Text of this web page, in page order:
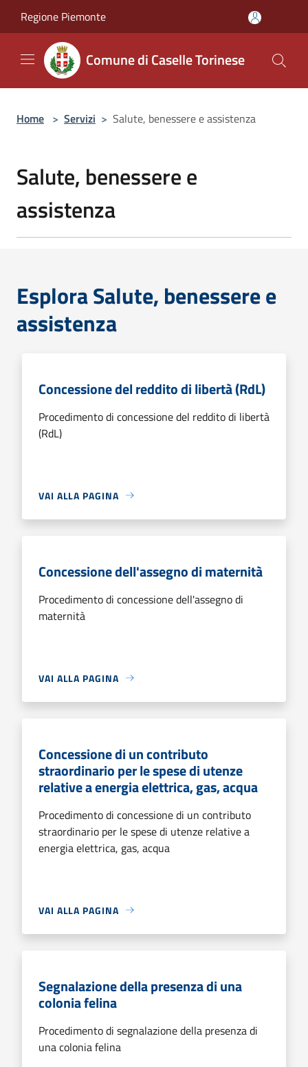
Regione Piemonte
Comune di Caselle Torinese
Home > Servizi > Salute, benessere e assistenza
Salute, benessere e
assistenza
Esplora Salute, benessere e
assistenza
Concessione del reddito di libertà (RdL)
Procedimento di concessione del reddito di libertà
(RdL)
VAI ALLA PAGINA
Concessione dell'assegno di maternità
Procedimento di concessione dell'assegno di
maternità
VAI ALLA PAGINA
Concessione di un contributo
straordinario per le spese di utenze
relative a energia elettrica, gas, acqua
Procedimento di concessione di un contributo
straordinario per le spese di utenze relative a
energia elettrica, gas, acqua
VAI ALLA PAGINA
Segnalazione della presenza di una
colonia felina
Procedimento di segnalazione della presenza di
una colonia felina